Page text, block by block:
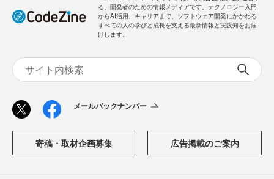
る、開発者のための情報メディアです。テクノロジー入門
からAI活用、キャリアまで、ソフトウェア開発にかかわる
すべての人の学びと成長を支える最新情報と実践知をお届
けします。
メールバックナンバー
寄稿・取材企画募集 広告掲載のご案内